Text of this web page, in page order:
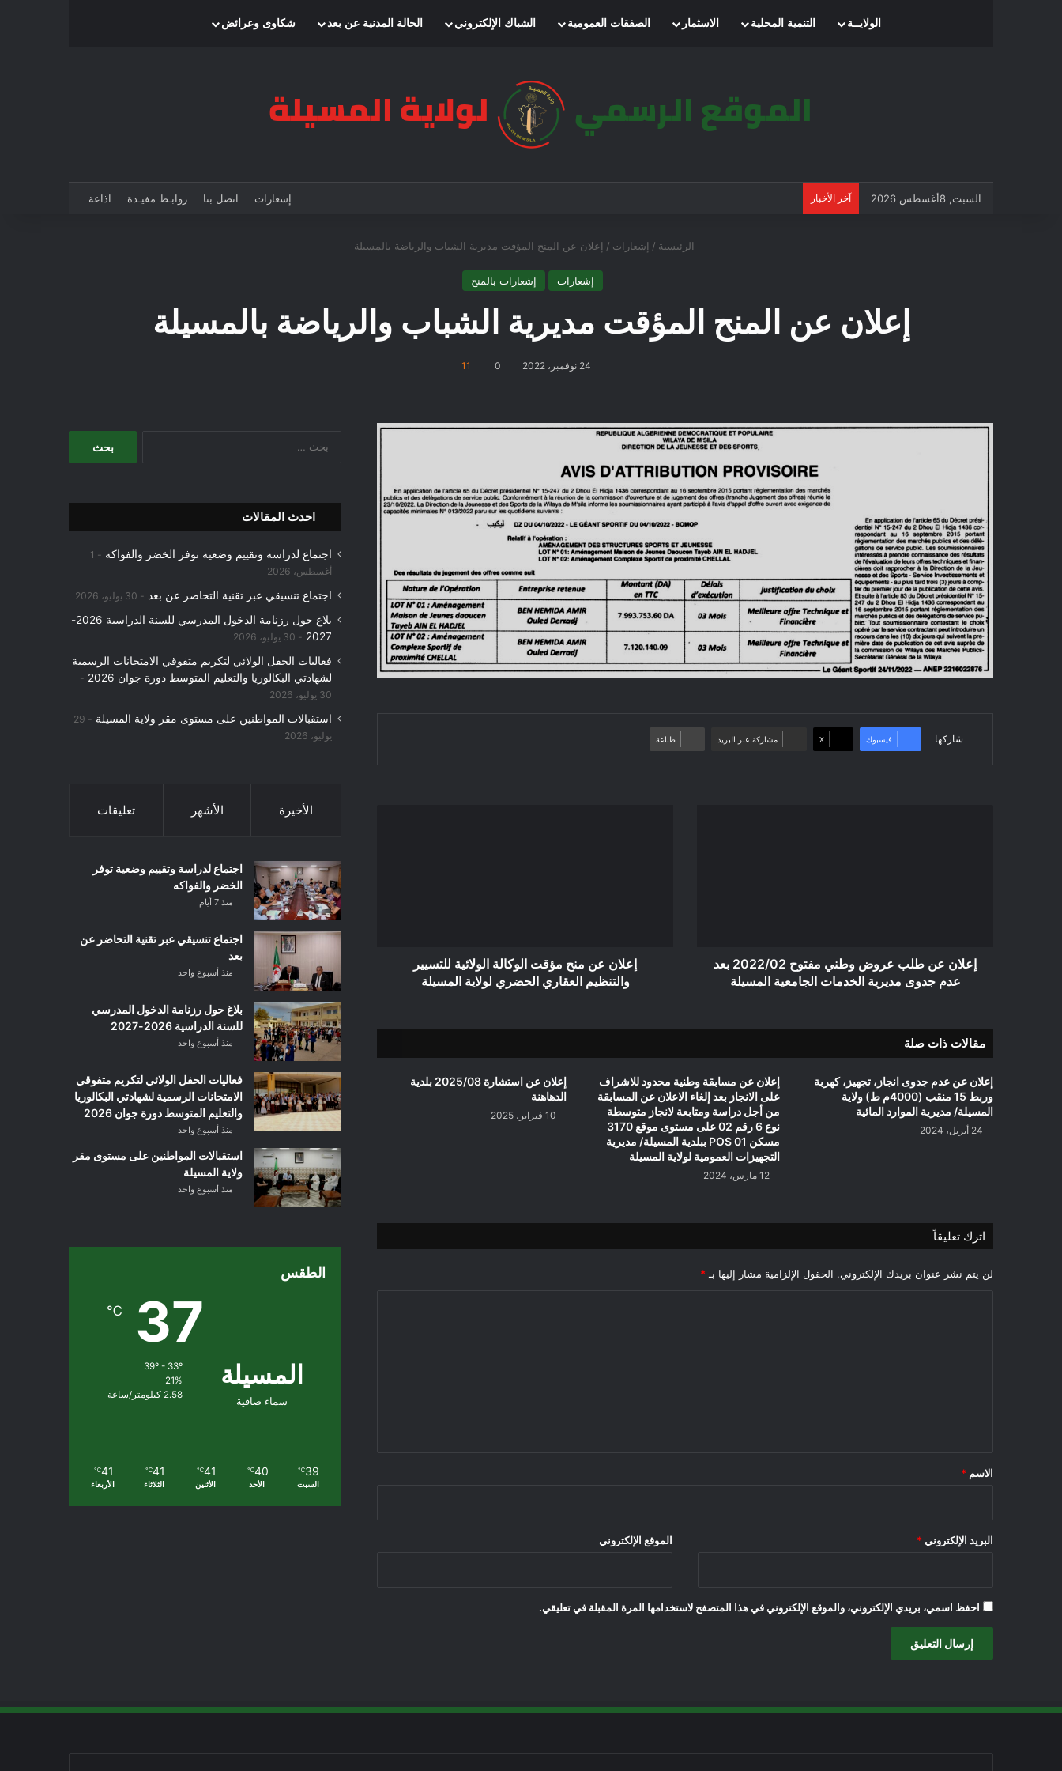
الرئيسيةالولايــة التنمية المحلية الاسثمار الصفقات العمومية الشباك الإلكتروني الحالة المدنية عن بعد شكاوى وعرائض
السبت, 8أغسطس 2026 آخر الأخبار إشعارات اتصل بنا روابـط مفيـدة اذاعة
الرئيسية / إشعارات / إعلان عن المنح المؤقت مديرية الشباب والرياضة بالمسيلة
إشعارات إشعارات بالمنح
إعلان عن المنح المؤقت مديرية الشباب والرياضة بالمسيلة
24 نوفمبر، 2022 0
11
شاركها فيسبوك ‫X مشاركة عبر البريد طباعة
جدوى
المسيلة
إعلان عن طلب عروض وطني مفتوح 2022/02 بعد
عدم جدوى مديرية الخدمات الجامعية المسيلة
إعلان عن منح مؤقت الوكالة الولائية للتسيير
والتنظيم العقاري الحضري لولاية المسيلة
مقالات ذات صلة
إعلان عن عدم جدوى انجاز، تجهيز، كهربة
وربط 15 منقب (4000م ط) ولاية
المسيلة/ مديرية الموارد المائية
24 أبريل، 2024
إعلان عن مسابقة وطنية محدود للاشراف
على الانجاز بعد إلغاء الاعلان عن المسابقة
من أجل دراسة ومتابعة لانجاز متوسطة
نوع 6 رقم 02 على مستوى موقع 3170
مسكن 01 POS ببلدية المسيلة/ مديرية
التجهيزات العمومية لولاية المسيلة
12 مارس، 2024
إعلان عن استشارة 2025/08 بلدية
الدهاهنة
10 فبراير، 2025
اترك تعليقاً
لن يتم نشر عنوان بريدك الإلكتروني. الحقول الإلزامية مشار إليها بـ *
*
الاسم *
البريد الإلكتروني * الموقع الإلكتروني
احفظ اسمي، بريدي الإلكتروني، والموقع الإلكتروني في هذا المتصفح لاستخدامها المرة المقبلة في تعليقي.
احدث المقالات
اجتماع لدراسة وتقييم وضعية توفر الخضر والفواكه
1
أغسطس، 2026
اجتماع تنسيقي عبر تقنية التحاضر عن بعد 30 يوليو، 2026
بلاغ حول رزنامة الدخول المدرسي للسنة الدراسية 2026-
2027
30 يوليو، 2026
فعاليات الحفل الولائي لتكريم متفوقي الامتحانات الرسمية
لشهادتي البكالوريا والتعليم المتوسط دورة جوان 2026
30 يوليو، 2026
استقبالات المواطنين على مستوى مقر ولاية المسيلة
29
يوليو، 2026
الأخيرة الأشهر تعليقات
اجتماع لدراسة وتقييم وضعية توفر
الخضر والفواكه
منذ 7 أيام
اجتماع تنسيقي عبر تقنية التحاضر عن
بعد
منذ أسبوع واحد
بلاغ حول رزنامة الدخول المدرسي
للسنة الدراسية 2026-2027
منذ أسبوع واحد
فعاليات الحفل الولائي لتكريم متفوقي
الامتحانات الرسمية لشهادتي البكالوريا
والتعليم المتوسط دورة جوان 2026
منذ أسبوع واحد
استقبالات المواطنين على مستوى مقر
ولاية المسيلة
منذ أسبوع واحد
الطقس
المسيلة
سماء صافية
37
℃
39º - 33º
21%
2.58 كيلومتر/ساعة
39
℃
السبت
40
℃
الأحد
41
℃
الأثنين
41
℃
الثلاثاء
41
℃
الأربعاء